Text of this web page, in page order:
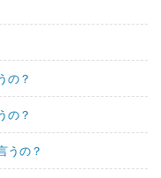
の？
の？
うの？